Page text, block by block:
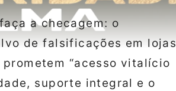
a checagem: o
de falsificações em lojas
“acesso vitalício
suporte integral e o